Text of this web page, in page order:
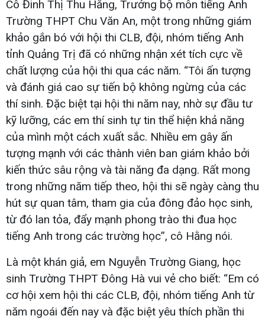
Cô Đinh Thị Thu Hằng, Trưởng bộ môn tiếng Anh
Trường THPT Chu Văn An, một trong những giám
khảo gắn bó với hội thi CLB, đội, nhóm tiếng Anh
tỉnh Quảng Trị đã có những nhận xét tích cực về
chất lượng của hội thi qua các năm. “Tôi ấn tượng
và đánh giá cao sự tiến bộ không ngừng của các
thí sinh. Đặc biệt tại hội thi năm nay, nhờ sự đầu tư
kỹ lưỡng, các em thí sinh tự tin thể hiện khả năng
của mình một cách xuất sắc. Nhiều em gây ấn
tượng mạnh với các thành viên ban giám khảo bởi
kiến thức sâu rộng và tài năng đa dạng. Rất mong
trong những năm tiếp theo, hội thi sẽ ngày càng thu
hút sự quan tâm, tham gia của đông đảo học sinh,
từ đó lan tỏa, đẩy mạnh phong trào thi đua học
tiếng Anh trong các trường học”, cô Hằng nói.
Là một khán giả, em Nguyễn Trường Giang, học
sinh Trường THPT Đông Hà vui vẻ cho biết: “Em có
cơ hội xem hội thi các CLB, đội, nhóm tiếng Anh từ
năm ngoái đến nay và đặc biệt yêu thích phần thi